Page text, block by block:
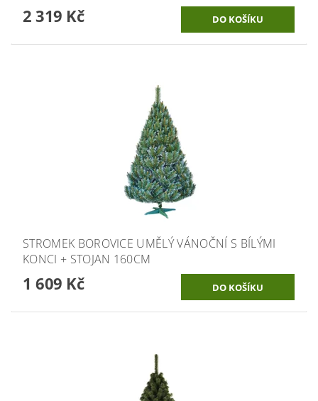
2 319 Kč
STROMEK BOROVICE UMĚLÝ VÁNOČNÍ S BÍLÝMI
KONCI + STOJAN 160CM
1 609 Kč